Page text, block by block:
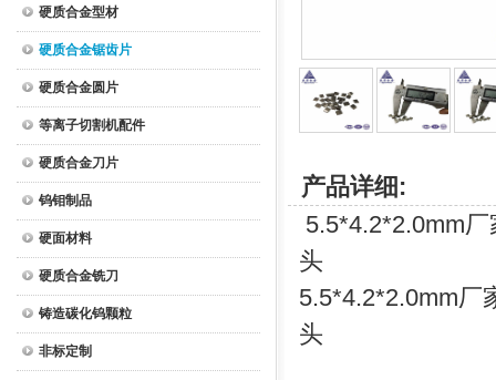
硬质合金型材
硬质合金锯齿片
硬质合金圆片
等离子切割机配件
硬质合金刀片
钨钼制品
硬面材料
硬质合金铣刀
铸造碳化钨颗粒
非标定制
产品详细:
5.5*4.2*2.0mm
头
5.5*4.2*2.0mm厂
头